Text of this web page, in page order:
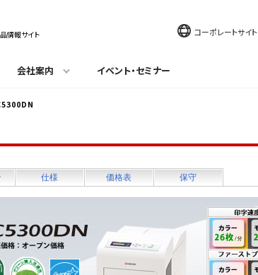
品情報サイト コーポレートサイト
会社案内 イベント・セミナー
仕様 価格表 保守